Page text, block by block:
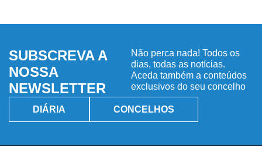
SUBSCREVA A
NOSSA
NEWSLETTER
Não perca nada! Todos os
dias, todas as notícias.
Aceda também a conteúdos
exclusivos do seu concelho
DIÁRIA CONCELHOS